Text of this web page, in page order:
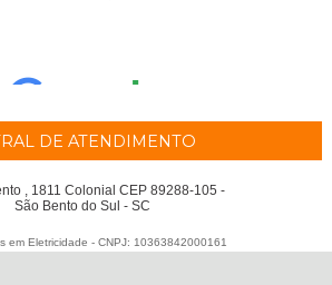
DE ATENDIMENTO
, 1811 Colonial CEP 89288-105 -
São Bento do Sul - SC
em Eletricidade - CNPJ: 10363842000161